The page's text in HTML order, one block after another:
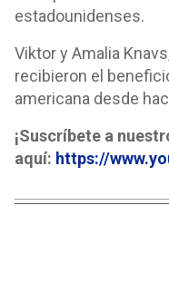
estadounidenses.
Viktor y Amalia
recibieron el
americana desde
¡Suscríbete a
aquí: https://